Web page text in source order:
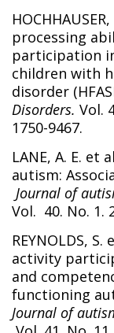
processing
participation
children with
disorder
Disorders. Vol.
1750-9467.
LANE, A. E. et
autism:
Journal of
Vol. 40. No. 1.
REYNOLDS,
activity
and
functioning
Journal of